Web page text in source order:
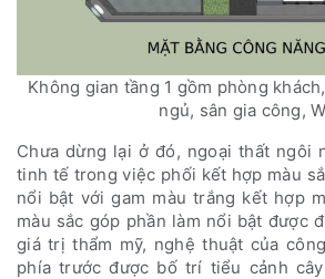
Không gian tầng 1 gồm phòng
ngủ, sân gia công,
Chưa dừng lại ở đó, ngoại thất ngôi
tinh tế trong việc phối kết hợp màu
nổi bật với gam màu trắng kết hợp
màu sắc góp phần làm nổi bật được
giá trị thẩm mỹ, nghệ thuật của
phía trước được bố trí tiểu cảnh